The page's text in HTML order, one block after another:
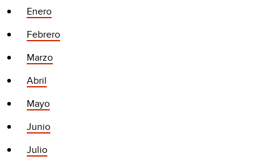
Enero
Febrero
Marzo
Abril
Mayo
Junio
Julio